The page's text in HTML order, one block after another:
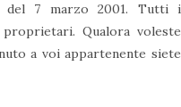
del 7 marzo 2001. Tutti i
Qualora voleste
a voi appartenente siete